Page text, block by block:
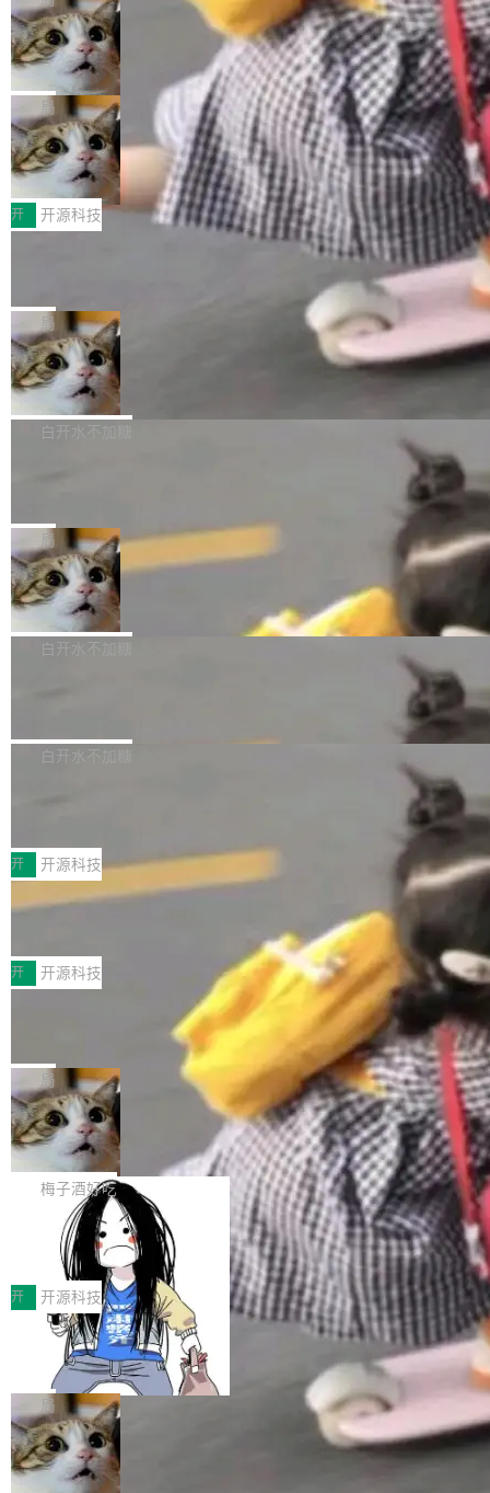
现实 过去两年，CIO们的焦虑清单上多了两项：
一是如何让大模型和智能体应用安全地从PoC走
向生产，二是如何让测试团队跟得上AI应用...
设置，如果用布尔值 + 可空字段来表示——bool
ean 表示是否可切换，nullable 的默认模式、浅
色方案、深色方案——会产生大量无意义的组
合。方案缺了、配置冲突了、全 null 了。要知道
哪些组合有效，作者说，你得靠"文档、校验、或
者部落知识"。 换个写法。Rust 的 enum，两个
变体：Switchable...
个"AI 知识库 + 聊天机器人"——每个大厂都在
做，没什么新鲜的。 但 Kenton Varda 在 Twitte
r 上把事情说清楚了： 今天我们发布了 Cloudfla
re OS，一个带连接器的聊天机器人，跟其他所
有科技公司做的一样。只不过，实际上它不一
样。这是 Sandstorm.io 的重制版，我十年前的
那个创业公司。不同的是，这次它构建在 Cloudf
lare Workers 上——我花了九年时间搭建的平台
——并且深度集成了 AI。这基本上是我十年秘密
Deno 团队开源 Celld，可自托管的分
布式 Durable Objects
Ryan Dahl 领导的 Deno 团队推出了最新开源项
目 Celld，一个能在自己机器上运行 Cloudflare
Workers 和 Durable Objects 的守护进程。 设
计思路很直接：每个对象是一个独立的 SQLite
数据库，按名称寻址，复制到你自己的 S3 兼容
存储库里。节点之间只通过这个存储库协调——
没有控制平面，没有共识协议。每个对象自带一
个小型数据库，应用天然按分片构建，单个数据
库的竞争和爆炸半径问题在设计层面就被消除
了。 闲置的 cell 会休眠到几乎不占资源。当 cel
l 迁移或唤醒时，新宿主从 S3 恢复 SQLite 数据
库继续执行。存储库是持久化的唯一真相...
局
鲁大师7月新机性能/流畅/AI榜：vivo夺
性能、流畅双第一，三星Galaxy Z系列
新折叠缺席
2026年7月的手机市场，由于存储等硬件成本暴
增，手机厂商的日子也不好过啊，新机速度明显
放缓，因此硝烟味淡了许多。新机参数规格除开
高价的三星折叠（三星Galaxy Z Fold8 Ultra / Z
Fold8 / Z Flip8）外，其余要么是中低端机器，
例如iQOO Z11i、REDMI Note 17、REDMI No
te 17 Pro、OPPO K15，要么是vivo X300 E这
样的次旗舰。 Galaxy Z Fold8 Ultra / Z Fold8 /
Z Flip8三款折叠屏新机均在7月22日发布，且全
部搭载骁龙8 Elite Gen5 for Galaxy，它们本该
开 开源科技
Zed 编辑器团队发布了新项目——DeltaDB，一
个在 git commit 之间记录每一次编辑操作的版
本控制系统。目前处于 Early Access 阶段。 De
ltaDB 的核心思路直接写在 landing page 最显
眼的位置：「Software is made between com
mits」——软件是在 commit 之间写出来的。git
是把这段空隙补上。 回退到任何一次编辑：Delt
aDB 捕获 commit 之间的每一次操作，...
局
SpaceXAI 单季资本开支达 183 亿美元
根据风险投资人Tomer Tunguz 博客（VC 分
析）披露的最新分析与第二季度业绩报告，Spac
微软同期总资本开支的四成。 与亚马逊、Alpha
bet、微软以及 Meta 等传统科技巨头相比，Spa
ceXAI的资金消耗速度尤为引人瞩目。然而，支
撑庞大支出的资金来源却呈现出截然不同的面
貌。数据显示，微软和 Meta 主要依托充沛的经
白开水不加糖
一个在终端里运行的编程 agent；Muse Spark
1.2，驱动这个 agent 的新模型。一句话概括：
你可以用 curl -fsSL https://dev.meta.ai/install.
sh | bash 安装一个能在大项目里自动规划、写
代码、验证结果的 AI 终端工具。 据介绍，Muse
个主 agent 循环，外加一组后台 agent。这些后
局
美团开源 LoHoSearch，用知识图谱校
准 AI 能力认知
机器出题的前提，是让机器拥有全局视野。整个
构建流程可以分为四个环节：建图 → 控制难度
白开水不加糖
库，并将作为transport接入Mooncake TENT。
MPComm将作为一种传输引擎接入Mooncake T
ENT，实现零拷贝传输性能提升30%、非零拷贝
传输性能最高提升5倍。UCL-MPComm底层基
于自研UCL-Engine通信引擎，后续腾讯网平将
持续开源更多基于UCL-Engine的高性能通信组
件。 腾讯网平团队在UCL-MPComm中实现了一
个独立于业务线程的全局通信引擎（Engine），
白开水不加糖
型案例入选名单》，深信服“面向企业研发场景的
开源 AI 编程平台 CoStrict 应用”凭借卓越的技术
创新与落地成效成功入选。 全链路私有化部署，
助力企业AI研发安全落地 当前，越来越多企业已
经开始引入 AI Coding 工具，通过调用公有云模
型或企业内部部署模型提升研发效率。但随着 AI
Coding 从个人辅助工具逐步走向团队级、组织
级应用，企业在规模化落地过程中，对安全性、
可控性和代码质量提出了更高要求。 首先是数据
安全与合规要求。对于大多数普通研发场景，公
有云模型能够满足快速试用和效率提升的需求。
但对于金融、能源、医疗等对数据安全要求较...
开 开源科技
深信服AI算力网关入选工信部人工智能
前不久，工业和信息化部正式发布《2025年人工
智能应用典型案例名单》，集中展示人工智能在
各领域的应用成果，覆盖技术底座、行业赋能、
产品应用、支撑保障、专题等五大方向。深信服
AI算力网关（AI创新平台）成功入选！ 随着各行
各业的Agent走向规模化建设，算力构成形态逐
渐丰富，用户关注的重点也在发生变化：不只是
让AI用起来，还要进一步看清混合算力时代下，
Token花在哪里、算力是否被充分利用，以及持
续增长的AI成本该如何优化。 深信服AI算力网关
正是围绕这些实际问题，从Token治理和成本治
理两个方面，让用户的每一份算力都看得清、管
得住、用得稳、省得下、更安全！ 一、从现在开
始，Token使用一目...
开 开源科技
Jeff Dean 离开 Google：一个时代的结
束，一个实验室的开始
Google 员工编号 20。MapReduce 作者之一。
Bigtable 作者之一。TensorFlow 的作者之一。
Gemini 的架构师。Google 首席科学家。 Jeff D
ean 在 Google 工作了 27 年后，宣布离职。 他
不是一个人走。一同离开的还有 Sanjay Ghema
wat（Google 员工编号 23，Jeff Dean 二十多
年的编程搭档，MapReduce 和 Bigtable 的共同
作者）、Quoc Le（Google 大脑核心成员，Se
q2Seq 和 DocAI 的共同发明人）以及 Oriol Vin
yals（Gemini 联合负责人，AlphaSta...
局
🔥 SolonCode v2026.8.4 发布：界面
字体可调、22 种语言、记忆搜索增强
打开终端就能上岗的全中文编码智能体，这一轮
把「看得清、用母语、记得住」三件事一次补
齐。 SolonCode 是什么 SolonCode 是杭州无
耳科技研发的企业级终端编码智能体——一位全
中文驱动的数字员工，自主理解需求、规划步
骤、编写代码。不挑模型、不挑平台，curl 一行
装完即用。 开源地址：Gitee · GitCode · GitHu
b 安装 支持 Java 8+（8~26）、macOS / Linu
x / Windows / Harmony PC。 # macOS / Linu
x / Harmony PC curl -fsSL https://solon.noea
r.org/solon...
梅子酒好吃
让“代码语义理解”深度释放AI Coding
价值潜能：华为云码道（CodeArts）
代码仓技术解析
一、代码仓深度理解技术的作用与价值 在软件工
程实践中，代码仓是企业核心知识资产的主要载
体。企业级代码仓库通常包含数十万乃至数百万
个文件，其规模远超单次模型调用可承载的上下
文窗口。随着项目规模的持续扩张与代码历史的
不断累积，代码仓中的模块关系、接口契约、业
务逻辑等关键信息往往分散于数十乃至数百个文
件之中，形成高度复杂的知识关联网络。传统的
代码检索手段（如关键词匹配、目录遍历）仅能
开 开源科技
一条“删库”命令跑 17 小时，算法工程
师删光 89TB 数据只为干私活
最高人民检察院8月4日公布了一起案件：北京一
名90后算法工程师王某，为了给自己接的私活腾
服务器空间，删光了公司AI游戏部门的全部核心
数据。 王某2024年1月入职东城区某科技公司AI
短剧部门，有互联网大厂背景。在公司内部架构
局
Cloudflare 分享推理优化实践：KV ca
che 量化 + 权重压缩，吞吐量提升 4
Kimi 和 GLM 是当前最强的大模型系列之一，但